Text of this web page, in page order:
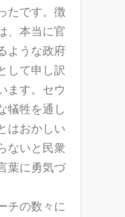
たです。徴
、本当に官
ような政府
して申し訳
ます。セウ
犠牲を通し
はおかしい
ないと民衆
葉に勇気づ
チの数々に